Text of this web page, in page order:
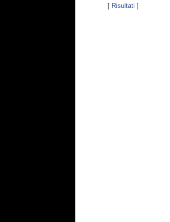
[ Risultati ]